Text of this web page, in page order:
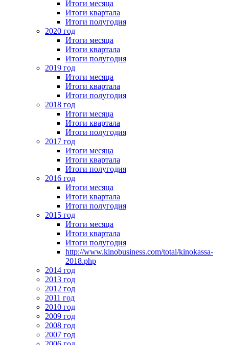
Итоги месяца
Итоги квартала
Итоги полугодия
2020 год
Итоги месяца
Итоги квартала
Итоги полугодия
2019 год
Итоги месяца
Итоги квартала
Итоги полугодия
2018 год
Итоги месяца
Итоги квартала
Итоги полугодия
2017 год
Итоги месяца
Итоги квартала
Итоги полугодия
2016 год
Итоги месяца
Итоги квартала
Итоги полугодия
2015 год
Итоги месяца
Итоги квартала
Итоги полугодия
http://www.kinobusiness.com/total/kinokassa-
2018.php
2014 год
2013 год
2012 год
2011 год
2010 год
2009 год
2008 год
2007 год